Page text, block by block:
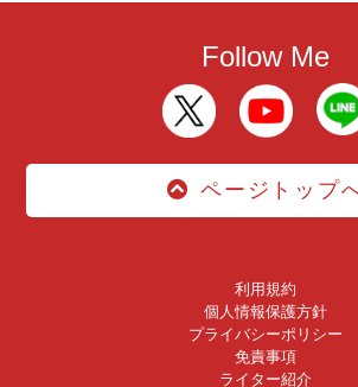
Follow Me
ページトップ
利用規約
個人情報保護方針
プライバシーポリシー
免責事項
ライター紹介